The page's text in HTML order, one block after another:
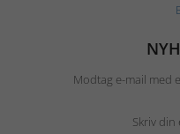
Modtag e-mail med
Skriv